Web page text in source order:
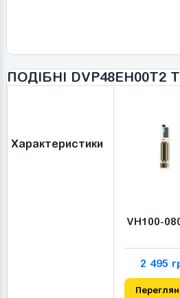
ПОДІБНІ DVP48EH00T2
Характеристики
VH100-
2 495